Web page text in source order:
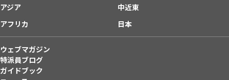
アジア
中近東
アフリカ
日本
ウェブマガジン
特派員ブログ
ガイドブック